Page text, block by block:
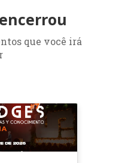
que você irá